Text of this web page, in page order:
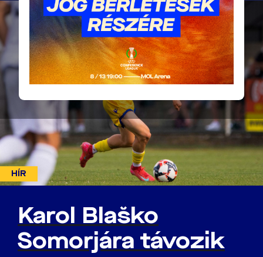
HÍR
Karol Blaško
Somorjára távozik